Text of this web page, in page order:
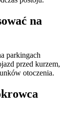
na
parkingach
przed kurzem,
otoczenia.